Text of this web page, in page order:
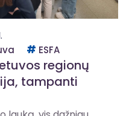
ESFA
regionų
tampanti